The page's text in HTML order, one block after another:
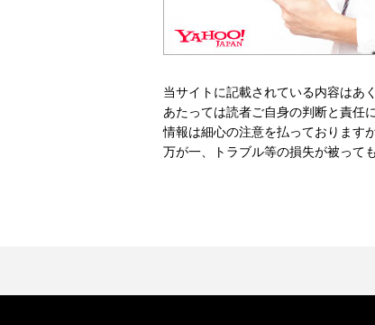
当サイトに記載されている内容はあ
あたっては読者ご自身の判断と責任
情報は細心の注意を払っております
万が一、トラブル等の損失が被って